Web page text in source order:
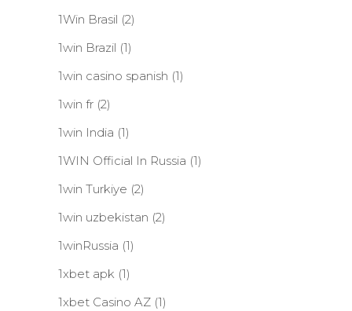
1Win Brasil (2)
1win Brazil (1)
1win casino spanish (1)
1win fr (2)
1win India (1)
1WIN Official In Russia (1)
1win Turkiye (2)
1win uzbekistan (2)
1winRussia (1)
1xbet apk (1)
1xbet Casino AZ (1)